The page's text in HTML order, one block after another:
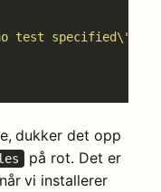
test specified\"
dukker det opp
på rot. Det er
vi installerer